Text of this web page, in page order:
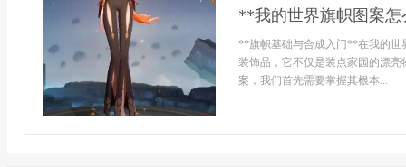
**我的世界旗帜图案
**旗帜基础与合成入门**在我的世
装饰品，它不仅是装点家园的漂
案，我们首先需要掌握其根本...